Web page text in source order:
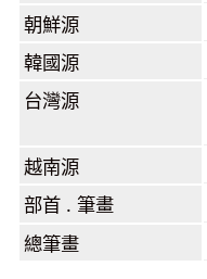
朝鮮源
韓國源
台灣源
越南源
部首 . 筆畫
總筆畫